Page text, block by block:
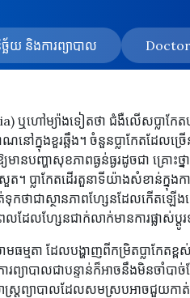
ច្ឆ័យ និងការព្យាបាល
ឬហៅម្យ៉ាងទៀតថា ជំងឺលើសប្លាក
ៅក្នុងខួរឆ្អឹង។ ចំនួនប្លាកែតដែលច្
បញ្ហាសុខភាពធ្ងន់ធ្ងរដូចជា គ្រោះ
លាកែតដើរតួនាទីយ៉ាងសំខាន់ក្នុងការ
ត់ទុកថាជាស្ថានភាពហ្សែនដែលកើត
ែលហ្សែនជាក់លាក់មានការផ្លាស់ប្
មតា ដែលបង្ហាញពីកម្រិតប្លាកែតខ្ព
ព្យាបាលជាបន្ទាន់ក៏អាចនឹងមិនចាំបា
ត្រព្យាបាលដែលសមស្របអាចជួយកាត់